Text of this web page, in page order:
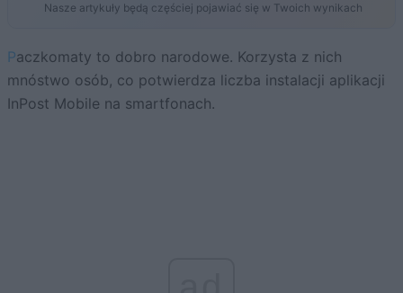
Nasze artykuły będą częściej pojawiać się w Twoich wynikach
Paczkomaty to dobro narodowe. Korzysta z nich
mnóstwo osób, co potwierdza liczba instalacji aplikacji
InPost Mobile na smartfonach.